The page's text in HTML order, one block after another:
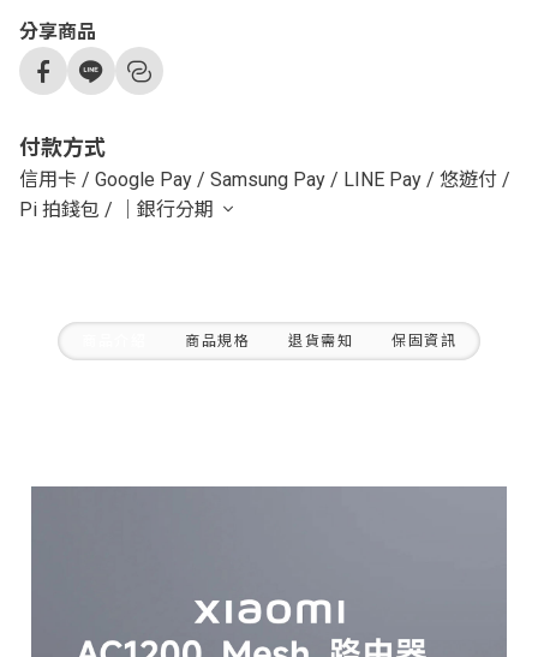
分享商品
付款方式
信用卡 / Google Pay / Samsung Pay / LINE Pay / 悠遊付 /
Pi 拍錢包 / ｜銀行分期
商品規格 退貨需知 保固資訊